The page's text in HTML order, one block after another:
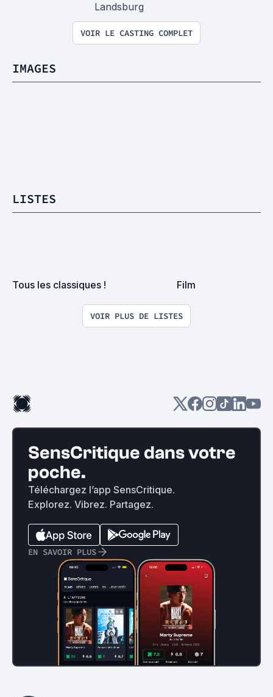
Landsburg
VOIR LE CASTING COMPLET
IMAGES
LISTES
Tous les classiques ! Film
VOIR PLUS DE LISTES
SensCritique dans votre
poche.
Téléchargez l’app SensCritique.
Explorez. Vibrez. Partagez.
EN SAVOIR PLUS